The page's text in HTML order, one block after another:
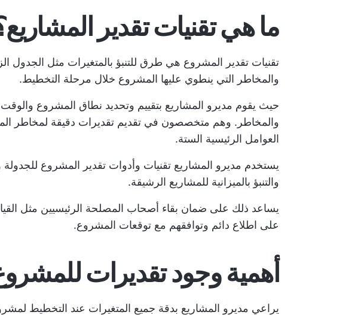
ما هي تقنيات تقدير
تقنيات تقدير المشروع هي طرق للتنبؤ بالمتغيرات مثل الجدول
والمخاطر التي ينطوي عليها المشروع خلال مرحلة التخطيط.
حيث يقوم مديرو المشاريع بتقييم وتحديد نطاق المشروع والوقت
والمخاطر. وهم متخصصون في تقديم تقديرات دقيقة لمخاطر
العوامل الرئيسية الستة.
يستخدم مديرو المشاريع تقنيات وأدوات تقدير المشروع للجدولة
والتنبؤ بالميزانية للمشاريع الرشيقة.
يساعد ذلك على ضمان بقاء أصحاب المصلحة الرئيسيين مثل
على اطلاع دائم وتوافقهم مع توقعات المشروع.
أهمية وجود تقديرات
يراعي مديرو المشاريع بدقة جميع المتغيرات عند التخطيط